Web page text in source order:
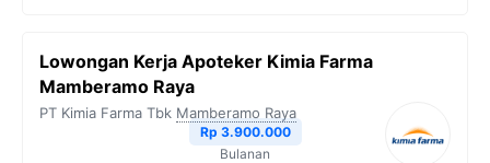
Lowongan Kerja Apoteker Kimia Farma
Mamberamo Raya
PT Kimia Farma Tbk Mamberamo Raya
Rp 3.900.000
Bulanan